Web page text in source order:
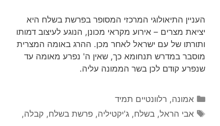
העניין התיאולוגי המרכזי המסופר בפרשת בשלח היא
יציאת מצרים – אירוע מקראי מכונן, הנוגע לעיצוב דמותו
ותורתו של עם ישראל לאחר מכן. ההרג באומה המצרית
מוסבר במדרש תנחומא כך, שאין ה' נפרע מאומה עד
שנפרע קודם לכן בשר הממונה עליה.
קטגוריות
אמונה, רלוונטיים תמיד
תגיות
אבי הראל,בשלח,ג'יקטיליה,פרשת בשלח, קבלה,